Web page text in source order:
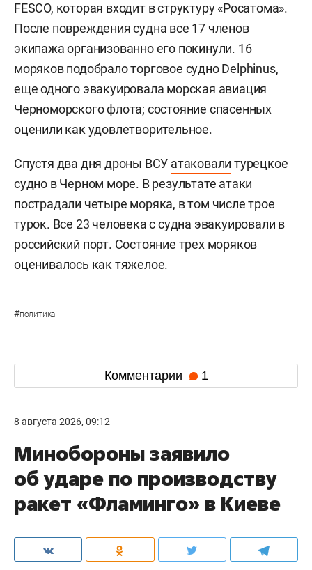
FESCO, которая входит в структуру «Росатома».
После повреждения судна все 17 членов
экипажа организованно его покинули. 16
моряков подобрало торговое судно Delphinus,
еще одного эвакуировала морская авиация
Черноморского флота; состояние спасенных
оценили как удовлетворительное.
Спустя два дня дроны ВСУ атаковали турецкое
судно в Черном море. В результате атаки
пострадали четыре моряка, в том числе трое
турок. Все 23 человека с судна эвакуировали в
российский порт. Состояние трех моряков
оценивалось как тяжелое.
#политика
Комментарии 1
8 августа 2026, 09:12
Минобороны заявило
об ударе по производству
ракет «Фламинго» в Киеве